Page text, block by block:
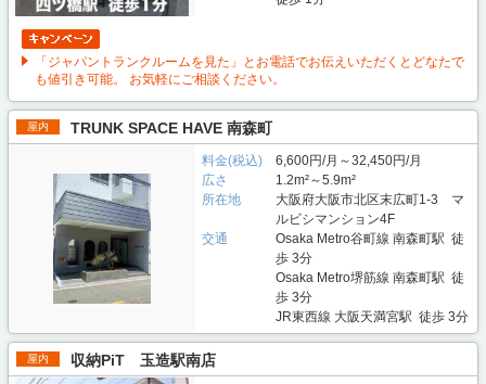
「ジャパントランクルームを見た」とお電話でお伝えいただくとどなたで
も値引き可能。 お気軽にご相談ください。
屋内 TRUNK SPACE HAVE 南森町
料金(税込)
6,600円/月～32,450円/月
広さ
1.2m²～5.9m²
所在地
大阪府大阪市北区末広町1-3 マ
ルビシマンション4F
交通
Osaka Metro谷町線 南森町駅 徒
歩 3分
Osaka Metro堺筋線 南森町駅 徒
歩 3分
JR東西線 大阪天満宮駅 徒歩 3分
屋内 収納PiT 玉造駅南店